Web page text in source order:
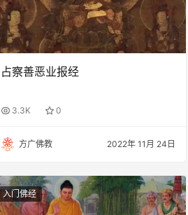
占察善恶业报经
3.3K 0
方广佛教 2022年 11月 24日
入门佛经